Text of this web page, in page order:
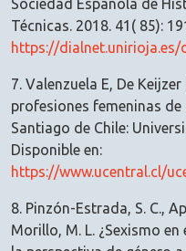
Sociedad Española de
Técnicas. 2018. 41( 85):
https://
7. Valenzuela E, De
profesiones femeninas
Santiago de Chile:
Disponible en:
https://www.ucentral.cl/ucentral/site/docs/20200127/
8. Pinzón-Estrada, S. C.,
Morillo, M. L. ¿Sexismo